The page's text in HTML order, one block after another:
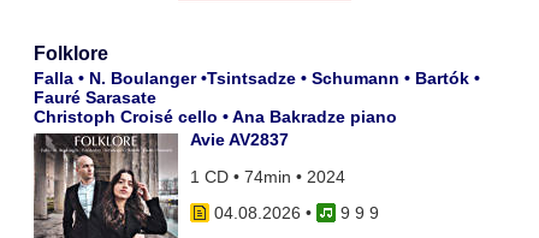
Folklore
Falla • N. Boulanger •Tsintsadze • Schumann • Bartók •
Fauré Sarasate
Christoph Croisé cello • Ana Bakradze piano
Avie AV2837
1 CD • 74min • 2024
04.08.2026 •
9 9 9